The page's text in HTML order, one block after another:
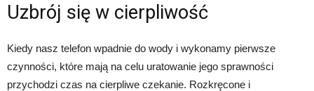
Uzbrój się w cierpliwość
Kiedy nasz telefon wpadnie do wody i wykonamy pierwsze
czynności, które mają na celu uratowanie jego sprawności
przychodzi czas na cierpliwe czekanie. Rozkręcone i